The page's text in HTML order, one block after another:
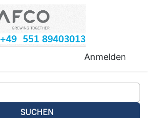
+49 551 89403013
Anmelden
SUCHEN